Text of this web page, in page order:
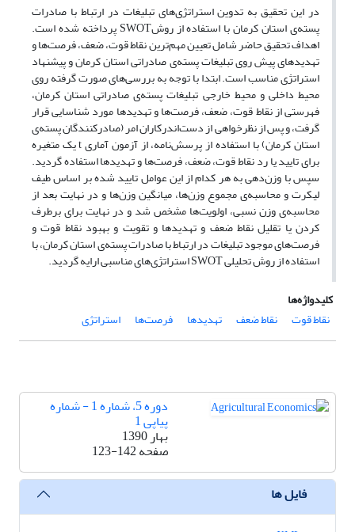
در این تحقیق به تدوین استراتژی‌های تبلیغات در ارتباط با صادرات
پسته‌ی استان کرمان با استفاده از روشSWOT پرداخته شده است.
اهداف تحقیق حاضر شامل تعیین مهم‌ترین نقاط قوت، ضعف، فرصت‌ها و
تهدید‌های پیش روی تبلیغات پسته‌ی صادراتی استان کرمان و پیشنهاد
استراتژی مناسب است. ابتدا با توجه به بررسی‌های صورت گرفته روی
محیط داخلی و محیط خارجی تبلیغات پسته‌ی صادراتی استان کرمان،
فهرستی از نقاط قوت، ضعف، فرصت‌ها و تهدیدها مورد شناسا‌یی قرار
گرفت، و پس از نظرخواهی از دست‌اندرکاران امر (صادرکنندگان پسته‌ی
استان کرمان) با استفاده از پرسش‌نامه، از آزمون آماری t یک متغیره
برای تایید یا رد نقاط قوت، ضعف، فرصت‌ها و تهدیدها استفاده گردید.
سپس با وزن‌دهی به هر کدام از این عوامل تایید شده بر اساس طیف
لیکرت و محاسبه‌ی مجموع وزن‌ها، میانگین وزن‌ها و در نهایت بعد از
محاسبه‌ی وزن نسبی، اولویت‌ها مشخص شد و در نهایت برای برطرف
کردن یا تقلیل نقاط ضعف و تهدیدها و تقویت و بهبود نقاط قوت و
فرصت‌های موجود تبلیغات در ارتباط با صادرات پسته‌ی استان کرمان، با
استفاده از روش تحلیلی SWOT استراتژی‌های مناسبی ارایه گردید.
کلیدواژه‌ها
نقاط قوت
نقاط ضعف تهدیدها فرصت‌ها استراتژی
دوره 5، شماره 1 - شماره
پیاپی 1
بهار 1390
صفحه123-142
فایل ها